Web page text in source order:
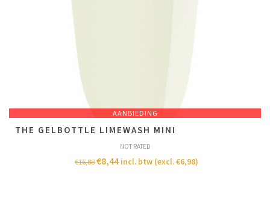
AANBIEDING
THE GELBOTTLE LIMEWASH MINI
NOT RATED
€16,88 €8,44 incl. btw (excl.€6,98)